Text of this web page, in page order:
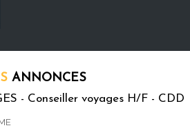
ANNONCES
- Conseiller voyages H/F - CDD